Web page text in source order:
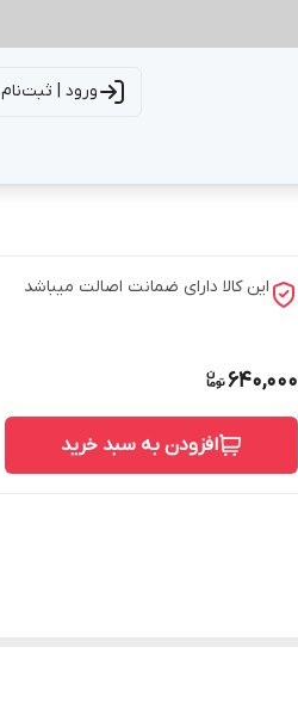
ورود | ثبت‌نام
این کالا دارای ضمانت اصالت میباشد
640,000
افزودن به سبد خرید